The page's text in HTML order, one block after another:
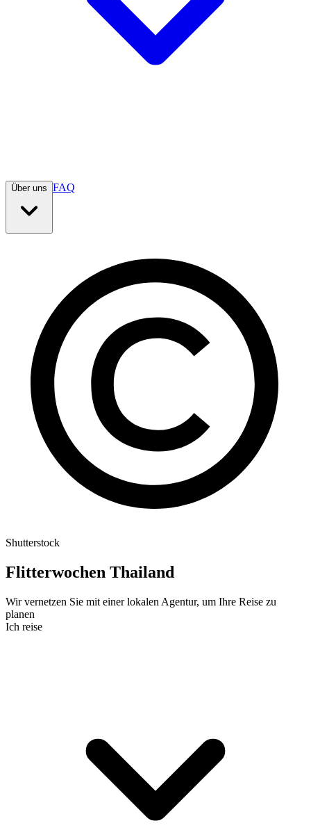
Über uns FAQ
Shutterstock
Flitterwochen Thailand
Wir vernetzen Sie mit einer lokalen Agentur, um Ihre Reise zu
planen
Ich reise